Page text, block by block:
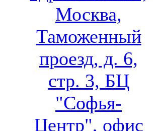
Москва,
Таможенный
проезд, д. 6,
стр. 3, БЦ
"Софья-
Центр", офис